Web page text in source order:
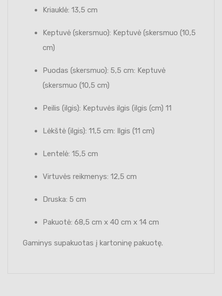
Kriauklė: 13,5 cm
Keptuvė (skersmuo): Keptuvė (skersmuo (10,5
cm)
Puodas (skersmuo): 5,5 cm: Keptuvė
(skersmuo (10,5 cm)
Peilis (ilgis): Keptuvės ilgis (ilgis (cm) 11
Lėkštė (ilgis): 11,5 cm: Ilgis (11 cm)
Lentelė: 15,5 cm
Virtuvės reikmenys: 12,5 cm
Druska: 5 cm
Pakuotė: 68,5 cm x 40 cm x 14 cm
Gaminys supakuotas į kartoninę pakuotę.